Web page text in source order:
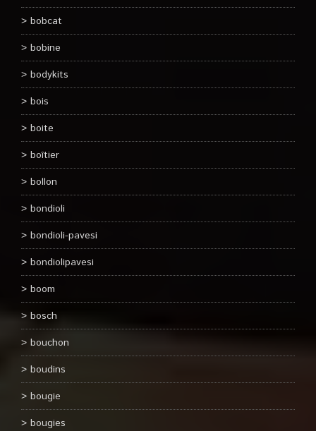
bobcat
bobine
bodykits
bois
boite
boîtier
bollon
bondioli
bondioli-pavesi
bondiolipavesi
boom
bosch
bouchon
boudins
bougie
bougies